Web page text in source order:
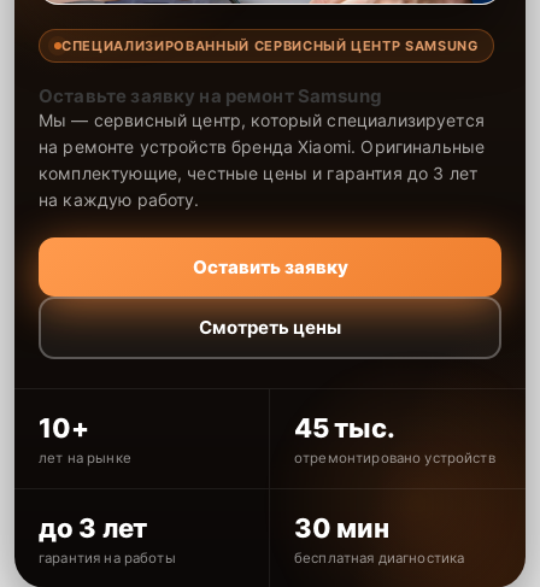
СПЕЦИАЛИЗИРОВАННЫЙ СЕРВИСНЫЙ ЦЕНТР SAMSUNG
Оставьте заявку на ремонт Samsung
Мы — сервисный центр, который специализируется
на ремонте устройств бренда Xiaomi. Оригинальные
комплектующие, честные цены и гарантия до 3 лет
на каждую работу.
Оставить заявку
Смотреть цены
10+
лет на рынке
45 тыс.
отремонтировано устройств
до 3 лет
гарантия на работы
30 мин
бесплатная диагностика